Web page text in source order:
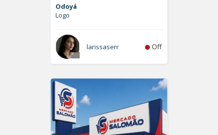
Odoyá
Logo
larissaserr Off